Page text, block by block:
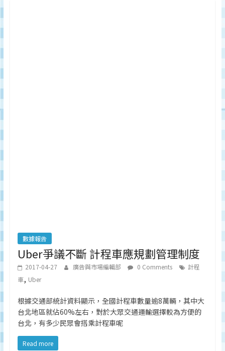
數據報告
Uber爭議不斷 計程車應規劃管理制度
2017-04-27 廣告與市場編輯部 0 Comments
計程
車, Uber
根據交通部統計資料顯示，全國計程車數量逾8萬輛，其中大
台北地區就佔60%左右，對於大眾交通運輸選擇較為方便的
台北，有多少民眾會搭乘計程車呢
Read more